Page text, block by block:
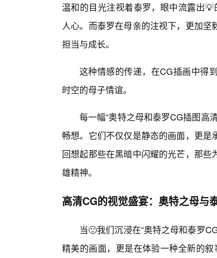
温和的目光注视着泰罗，眼中流露出
人心。而泰罗在母亲的注视下，更加
担当与成长。
这种情感的传递，在CG插画中得
时空的母子情谊。
每一幅“奥特之母和泰罗CG插图高
畅想。它们不仅仅是静态的画面，更
回想起那些在黑暗中闪耀的光芒，那
雄精神。
高清CG的视觉盛宴：奥特之母与
当🙂我们沉浸在“奥特之母和泰罗
精美的画面，更是在体验一种全新的